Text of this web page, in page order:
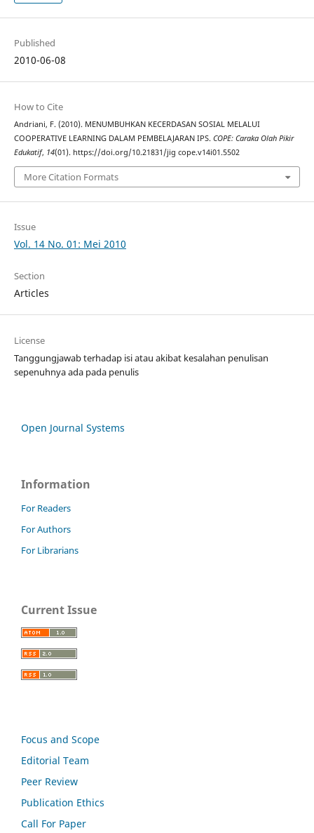
Published
2010-06-08
How to Cite
Andriani, F. (2010). MENUMBUHKAN KECERDASAN SOSIAL MELALUI
COOPERATIVE LEARNING DALAM PEMBELAJARAN IPS. COPE: Caraka Olah Pikir
Edukatif, 14(01). https://doi.org/10.21831/jig cope.v14i01.5502
More Citation Formats
Issue
Vol. 14 No. 01: Mei 2010
Section
Articles
License
Tanggungjawab terhadap isi atau akibat kesalahan penulisan
sepenuhnya ada pada penulis
Open Journal Systems
Information
For Readers
For Authors
For Librarians
Current Issue
Focus and Scope
Editorial Team
Peer Review
Publication Ethics
Call For Paper